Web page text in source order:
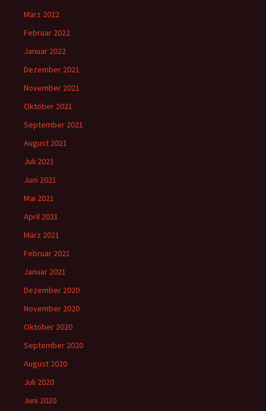
März 2022
Februar 2022
Januar 2022
Dezember 2021
November 2021
Oktober 2021
September 2021
August 2021
Juli 2021
Juni 2021
Mai 2021
April 2021
März 2021
Februar 2021
Januar 2021
Dezember 2020
November 2020
Oktober 2020
September 2020
August 2020
Juli 2020
Juni 2020